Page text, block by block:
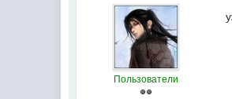
Пользователи